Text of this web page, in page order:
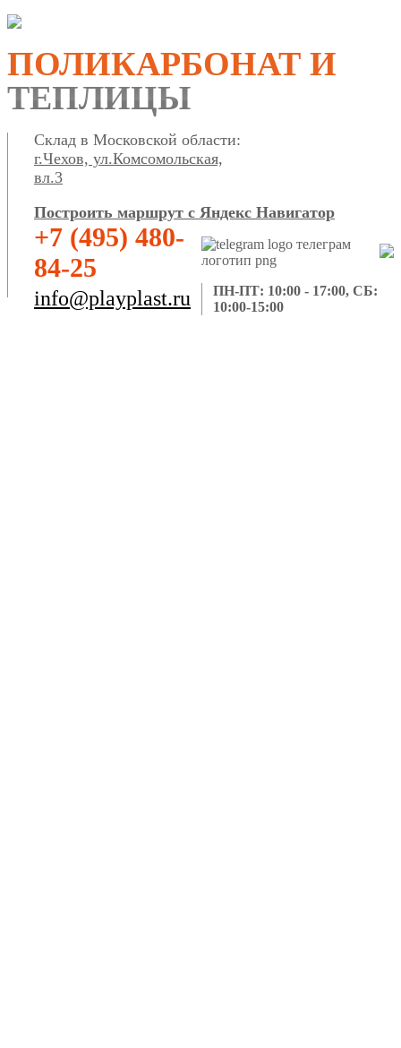
ПОЛИКАРБОНАТ И
ТЕПЛИЦЫ
Склад в Московской области:
г.Чехов, ул.Комсомольская,
вл.3
Построить маршрут с Яндекс Навигатор
+7 (495) 480-
84-25
info@playplast.ru
ПН-ПТ: 10:00 - 17:00, СБ:
10:00-15:00